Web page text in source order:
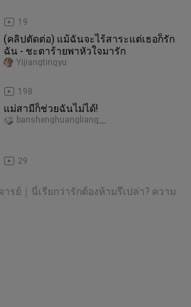
19
(คลิปตัดต่อ) แม้ฉันจะไร้สาระแต่เธอก็รัก
ฉัน - ชะตาร้ายพาหัวใจมารัก
198
Yijiangtingyu
แม่สามีก็ช่วยฉันไม่ได้!
29
banshenghuangliang__
ารย์｜นี่เรียกว่ารักต้องห้ามรึเปล่า? ความ